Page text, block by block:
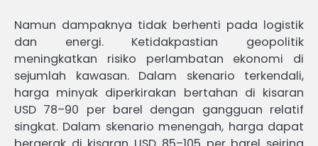
Namun dampaknya tidak berhenti pada logistik
dan energi. Ketidakpastian geopolitik
meningkatkan risiko perlambatan ekonomi di
sejumlah kawasan. Dalam skenario terkendali,
harga minyak diperkirakan bertahan di kisaran
USD 78–90 per barel dengan gangguan relatif
singkat. Dalam skenario menengah, harga dapat